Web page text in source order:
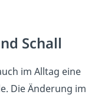
Schall
im Alltag eine
Die Änderung im